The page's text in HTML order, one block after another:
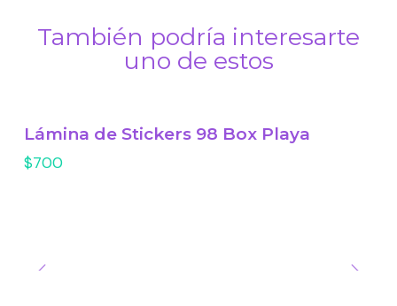
También podría interesarte
uno de estos
Lámina de Stickers 98 Box Playa
$700